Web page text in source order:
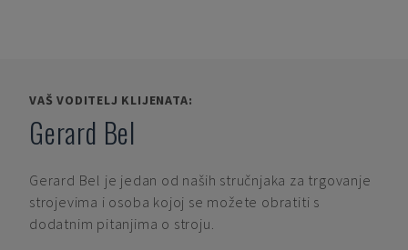
VAŠ VODITELJ KLIJENATA:
Gerard Bel
Gerard Bel je jedan od naših stručnjaka za trgovanje
strojevima i osoba kojoj se možete obratiti s
dodatnim pitanjima o stroju.